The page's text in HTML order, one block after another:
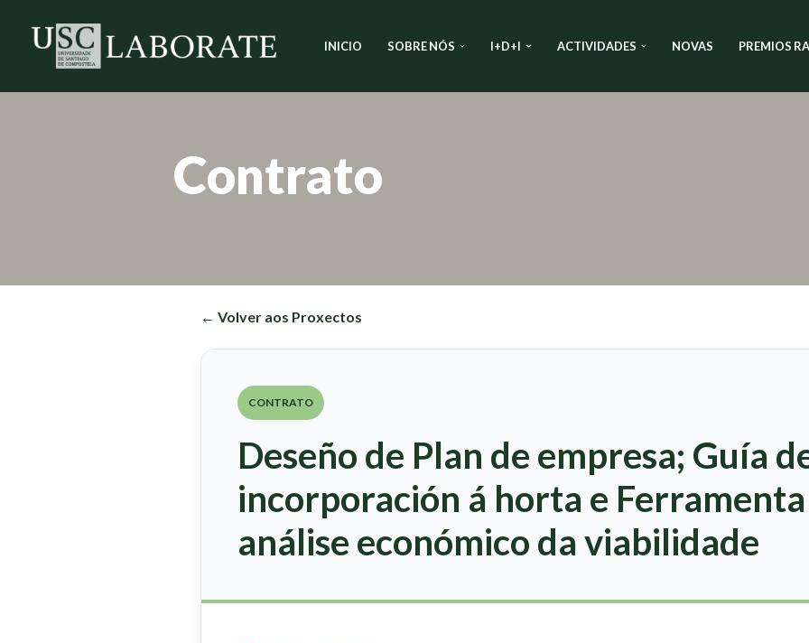
Saltar
INICIO SOBRE NÓS I+D+I ACTIVIDADES NOVAS PREMIOS
Contrato
← Volver aos Proxectos
CONTRATO
Deseño de Plan de empresa; Guía
incorporación á horta e
análise económico da viabilidade